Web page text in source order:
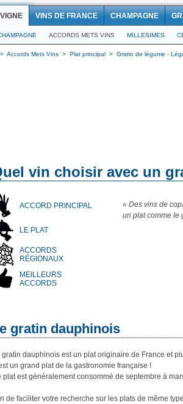
VINS DE FRANCE CHAMPAGNE
ACCORDS METS VINS MILLESIMES
> Accords Mets Vins > Plat principal > Gratin de légume -
vin choisir avec un
ACCORD PRINCIPAL
LE PLAT
ACCORDS
RÉGIONAUX
MEILLEURS
ACCORDS
« Des vins de
un plat comme le
gratin dauphinois
gratin dauphinois est un plat originaire de France et
un grand plat de la gastronomie française !
plat est généralement consommé de septembre à
de faciliter votre recherche sur les plats de même